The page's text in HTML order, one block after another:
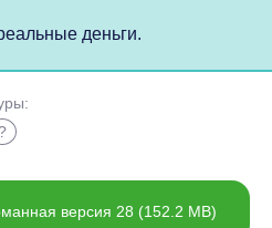
деньги.
версия 28 (152.2 MB)